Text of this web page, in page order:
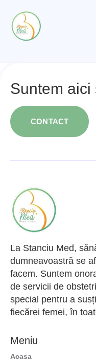
Suntem aici
CONTACT
La Stanciu Med,
dumneavoastră se
facem. Suntem
de servicii de
special pentru a
fiecărei femei, în
Meniu
Acasa